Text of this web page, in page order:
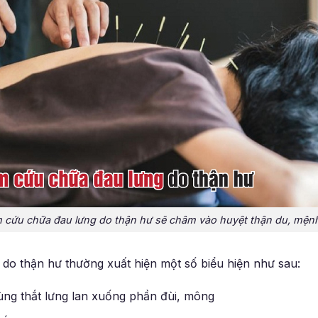
cứu chữa đau lưng do thận hư sẽ châm vào huyệt thận du,
thận hư thường xuất hiện một số biểu hiện như sau:
thắt lưng lan xuống phần đùi, mông